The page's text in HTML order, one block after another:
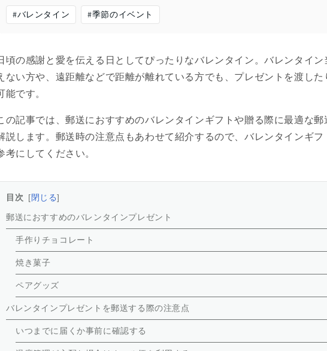
#バレンタイン #季節のイベント
頃の感謝と愛を伝える日としてぴったりなバレンタイン。バレンタイ
ない方や、遠距離などで距離が離れている方でも、プレゼントを渡し
能です。
の記事では、郵送におすすめのバレンタインギフトや贈る際に最適な郵
説します。郵送時の注意点もあわせて紹介するので、バレンタインギ
考にしてください。
目次 閉じる
郵送におすすめのバレンタインプレゼント
手作りチョコレート
焼き菓子
ペアグッズ
バレンタインプレゼントを郵送する際の注意点
いつまでに届くか事前に確認する